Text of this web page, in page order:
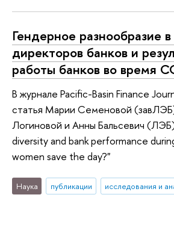
Гендерное разнообразие
директоров банков и
работы банков во время
В журнале Pacific-Basin Finance
статья Марии Семеновой
Логиновой и Анны Бальсевич
diversity and bank performance
women save the day?"
Наука публикации исследования и